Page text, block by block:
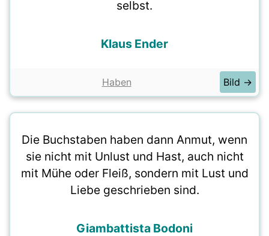
selbst.
Klaus Ender
Haben Bild →
Die Buchstaben haben dann Anmut, wenn
sie nicht mit Unlust und Hast, auch nicht
mit Mühe oder Fleiß, sondern mit Lust und
Liebe geschrieben sind.
Giambattista Bodoni